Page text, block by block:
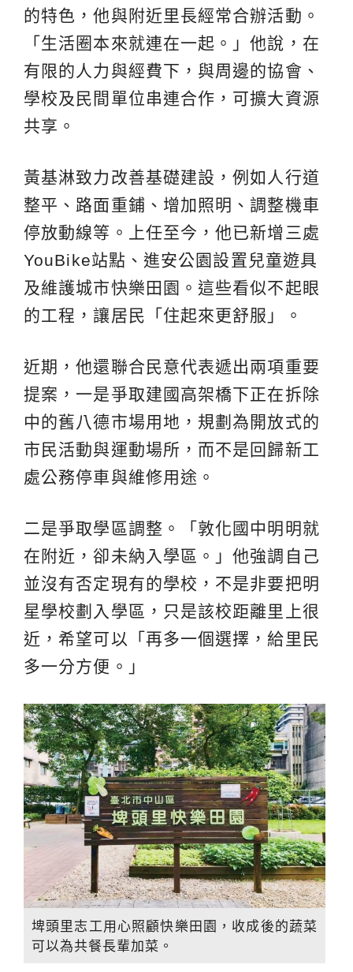
的特色，他與附近里長經常合辦活動。
「生活圈本來就連在一起。」他說，在
有限的人力與經費下，與周邊的協會、
學校及民間單位串連合作，可擴大資源
共享。
黃基淋致力改善基礎建設，例如人行道
整平、路面重鋪、增加照明、調整機車
停放動線等。上任至今，他已新增三處
YouBike站點、進安公園設置兒童遊具
及維護城市快樂田園。這些看似不起眼
的工程，讓居民「住起來更舒服」。
近期，他還聯合民意代表遞出兩項重要
提案，一是爭取建國高架橋下正在拆除
中的舊八德市場用地，規劃為開放式的
市民活動與運動場所，而不是回歸新工
處公務停車與維修用途。
二是爭取學區調整。「敦化國中明明就
在附近，卻未納入學區。」他強調自己
並沒有否定現有的學校，不是非要把明
星學校劃入學區，只是該校距離里上很
近，希望可以「再多一個選擇，給里民
多一分方便。」
埤頭里志工用心照顧快樂田園，收成後的蔬菜
可以為共餐長輩加菜。